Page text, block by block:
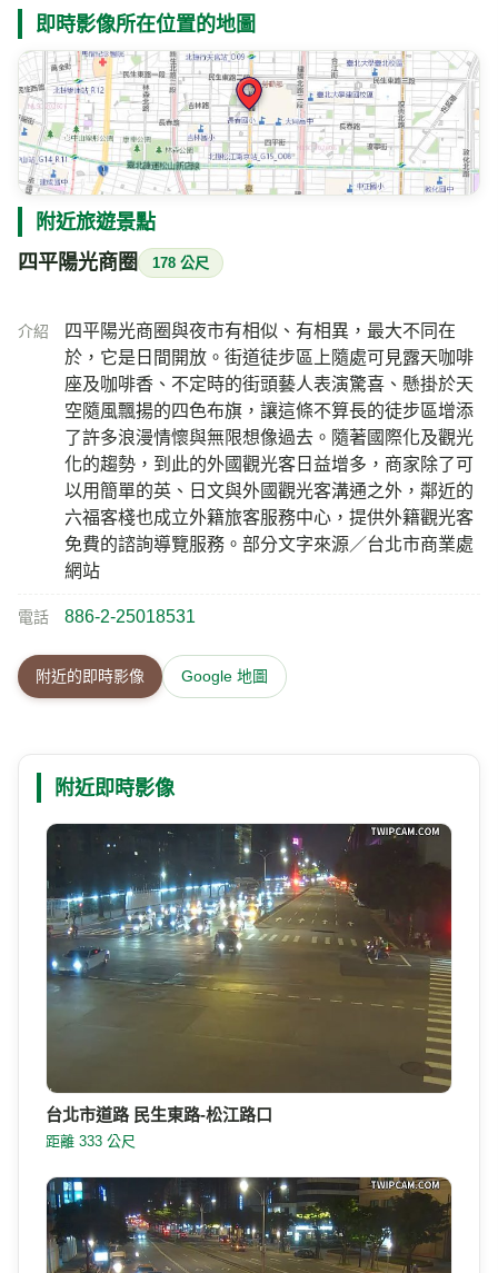
即時影像所在位置的地圖
附近旅遊景點
四平陽光商圈 178 公尺
介紹
四平陽光商圈與夜市有相似、有相異，最大不同在
於，它是日間開放。街道徒步區上隨處可見露天咖啡
座及咖啡香、不定時的街頭藝人表演驚喜、懸掛於天
空隨風飄揚的四色布旗，讓這條不算長的徒步區增添
了許多浪漫情懷與無限想像過去。隨著國際化及觀光
化的趨勢，到此的外國觀光客日益增多，商家除了可
以用簡單的英、日文與外國觀光客溝通之外，鄰近的
六福客棧也成立外籍旅客服務中心，提供外籍觀光客
免費的諮詢導覽服務。部分文字來源／台北市商業處
網站
電話 886-2-25018531
附近的即時影像 Google 地圖
附近即時影像
台北市道路 民生東路-松江路口
距離 333 公尺